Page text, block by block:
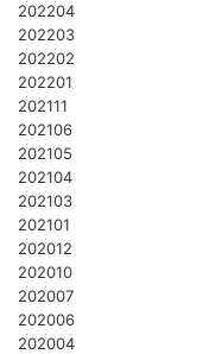
202204
202203
202202
202201
202111
202106
202105
202104
202103
202101
202012
202010
202007
202006
202004